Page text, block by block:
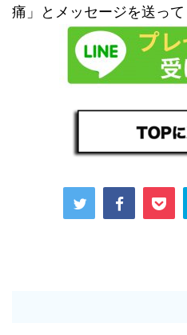
痛」とメッセージを送って